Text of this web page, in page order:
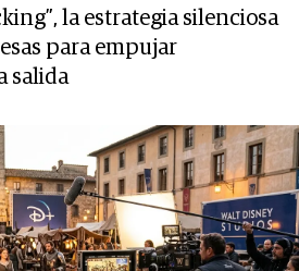
la estrategia silenciosa
para empujar
salida